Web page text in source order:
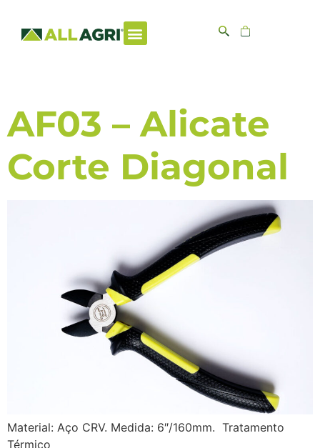
Arquivos:
AF03 – Alicate
Corte Diagonal
Material: Aço CRV. Medida: 6″/160mm. Tratamento
Térmico